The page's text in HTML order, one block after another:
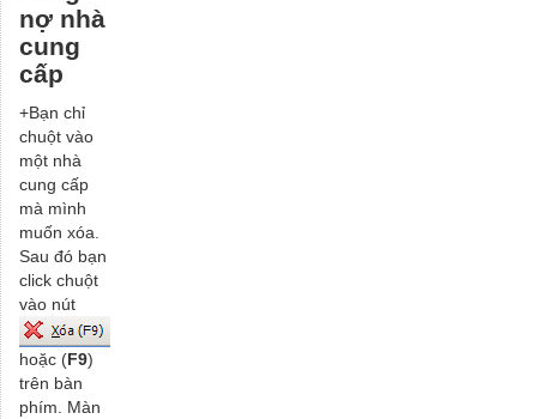
nợ nhà
cung
cấp
+Bạn chỉ
chuột vào
một nhà
cung cấp
mà mình
muốn xóa.
Sau đó bạn
click chuột
vào nút
hoặc (F9)
trên bàn
phím. Màn